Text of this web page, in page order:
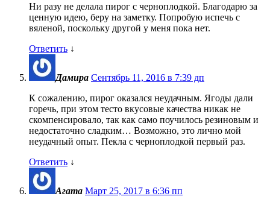
Ни разу не делала пирог с черноплодкой. Благодарю за
ценную идею, беру на заметку. Попробую испечь с
вяленой, поскольку другой у меня пока нет.
Ответить ↓
Дамира Сентябрь 11, 2016 в 7:39 дп
К сожалению, пирог оказался неудачным. Ягоды дали
горечь, при этом тесто вкусовые качества никак не
скомпенсировало, так как само поучилось резиновым и
недостаточно сладким… Возможно, это лично мой
неудачный опыт. Пекла с черноплодкой первый раз.
Ответить ↓
Агата Март 25, 2017 в 6:36 пп